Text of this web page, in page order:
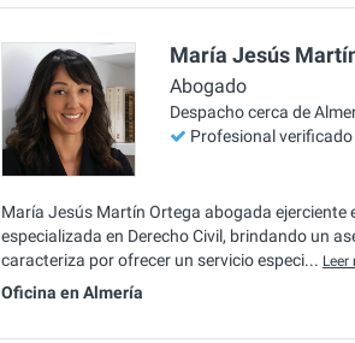
María Jesús
Abogado
Despacho cerca de
Profesional verificado
María Jesús Martín Ortega abogada ejerciente
especializada en Derecho Civil, brindando un
caracteriza por ofrecer un servicio especi... Leer
Oficina en Almería